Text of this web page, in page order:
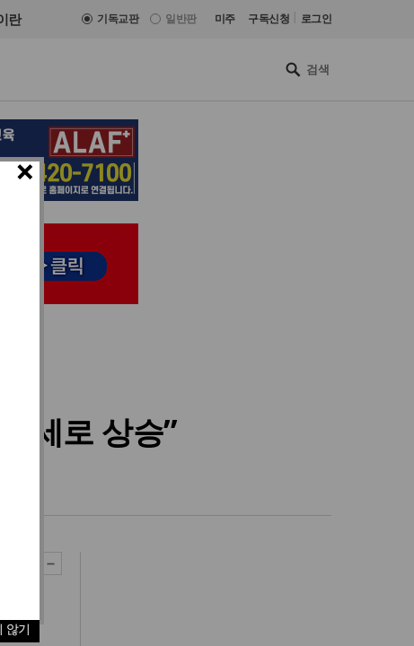
란 기독교판 일반판 미주 구독신청 로그인
×
않기
세로 상승”